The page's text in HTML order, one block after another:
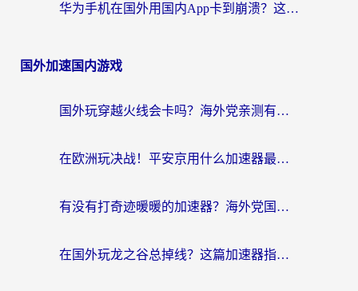
华为手机在国外用国内App卡到崩溃？这篇加速器指南帮你无缝刷剧打游戏
国外加速国内游戏
国外玩穿越火线会卡吗？海外党亲测有效的国服游戏加速指南
在欧洲玩决战！平安京用什么加速器最好用？2026实测有效的国服游戏加速指南
有没有打奇迹暖暖的加速器？海外党国服游戏畅玩不卡顿的秘密
在国外玩龙之谷总掉线？这篇加速器指南帮你告别延迟卡顿！